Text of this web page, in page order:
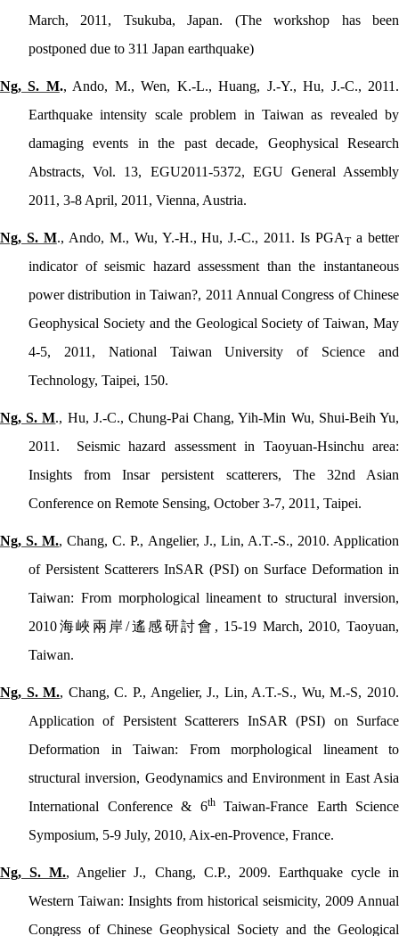
March, 2011, Tsukuba, Japan. (The workshop has been
postponed due to 311 Japan earthquake)
Ng, S. M., Ando, M., Wen, K.-L., Huang, J.-Y., Hu, J.-C., 2011.
Earthquake intensity scale problem in Taiwan as revealed by
damaging events in the past decade, Geophysical Research
Abstracts, Vol. 13, EGU2011-5372, EGU General Assembly
2011, 3-8 April, 2011, Vienna, Austria.
Ng, S. M., Ando, M., Wu, Y.-H., Hu, J.-C., 2011. Is PGATa better
indicator of seismic hazard assessment than the instantaneous
power distribution in Taiwan?, 2011 Annual Congress of Chinese
Geophysical Society and the Geological Society of Taiwan, May
4-5, 2011, National Taiwan University of Science and
Technology, Taipei, 150.
Ng, S. M., Hu, J.-C., Chung-Pai Chang, Yih-Min Wu, Shui-Beih Yu,
2011.
Seismic hazard assessment in Taoyuan-Hsinchu area:
Insights from Insar persistent scatterers, The 32nd Asian
Conference on Remote Sensing, October 3-7, 2011, Taipei.
Ng, S. M., Chang, C. P., Angelier, J., Lin, A.T.-S., 2010. Application
of Persistent Scatterers InSAR (PSI) on Surface Deformation in
Taiwan: From morphological lineament to structural inversion,
2010海峽兩岸 /遙感研討會 , 15-19 March, 2010, Taoyuan,
Taiwan.
Ng, S. M., Chang, C. P., Angelier, J., Lin, A.T.-S., Wu, M.-S, 2010.
Application of Persistent Scatterers InSAR (PSI) on Surface
Deformation in Taiwan: From morphological lineament to
structural inversion, Geodynamics and Environment in East Asia
International Conference & 6thTaiwan-France Earth Science
Symposium, 5-9 July, 2010, Aix-en-Provence, France.
Ng, S. M., Angelier J., Chang, C.P., 2009. Earthquake cycle in
Western Taiwan: Insights from historical seismicity, 2009 Annual
Congress of Chinese Geophysical Society and the Geological